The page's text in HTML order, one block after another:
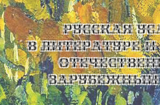
Русская
в литературе и
зарубежный